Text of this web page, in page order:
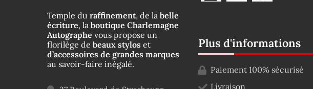
Temple du raffinement, de la belle
écriture, la boutique Charlemagne
Autographe vous propose un
florilège de beaux stylos et
d’accessoires de grandes marques
au savoir-faire inégalé.
Plus d'informations
Paiement 100% sécurisé
Livraison